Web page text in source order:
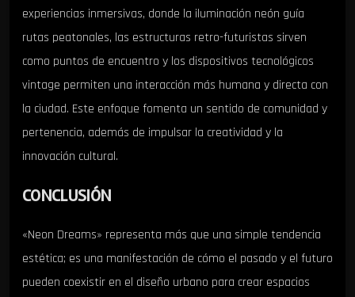
experiencias inmersivas, donde la iluminación neón guía
rutas peatonales, las estructuras retro-futuristas sirven
como puntos de encuentro y los dispositivos tecnológicos
vintage permiten una interacción más humana y directa con
la ciudad. Este enfoque fomenta un sentido de comunidad y
pertenencia, además de impulsar la creatividad y la
innovación cultural.
CONCLUSIÓN
«Neon Dreams» representa más que una simple tendencia
estética; es una manifestación de cómo el pasado y el futuro
pueden coexistir en el diseño urbano para crear espacios